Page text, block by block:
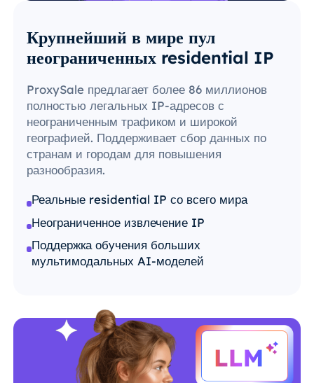
Крупнейший в мире пул
неограниченных residential IP
ProxySale предлагает более 86 миллионов
полностью легальных IP-адресов с
неограниченным трафиком и широкой
географией. Поддерживает сбор данных по
странам и городам для повышения
разнообразия.
Реальные residential IP со всего мира
Неограниченное извлечение IP
Поддержка обучения больших
мультимодальных AI-моделей